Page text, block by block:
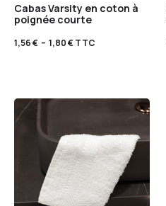
Cabas Varsity en coton à
poignée courte
1,56€ – 1,80€TTC